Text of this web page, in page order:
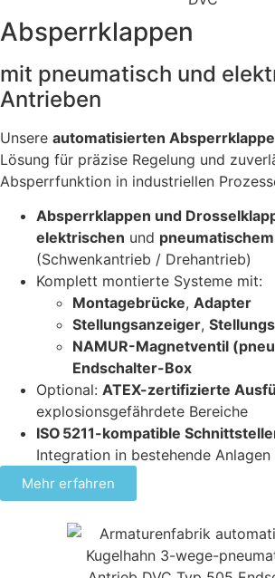
Absperrklappen
mit pneumatisch und
Antrieben
Unsere automatisierten
Lösung für präzise Regelung und
Absperrfunktion in industriellen
Absperrklappen und
elektrischen und
(Schwenkantrieb / Drehantrieb)
Komplett montierte Systeme mit:
Montagebrücke, Adapter
Stellungsanzeiger,
NAMUR-Magnetventil
Endschalter-Box
Optional: ATEX-zertifizierte
explosionsgefährdete Bereiche
ISO 5211-kompatible
Integration in bestehende Anlagen
Mehr erfahren